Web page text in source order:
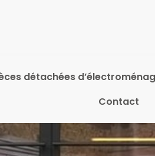
détachées
Contact